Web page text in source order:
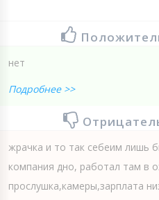
нет
Подробнее >>
жрачка и то так себеим лишь
компания дно, работал там в
прослушка,камеры,зарплата